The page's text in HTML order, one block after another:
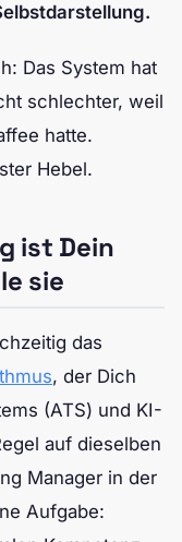
Das System hat
schlechter, weil
hatte.
Hebel.
ist Dein
sie
das
, der Dich
(ATS) und KI-
auf dieselben
Manager in der
Aufgabe: